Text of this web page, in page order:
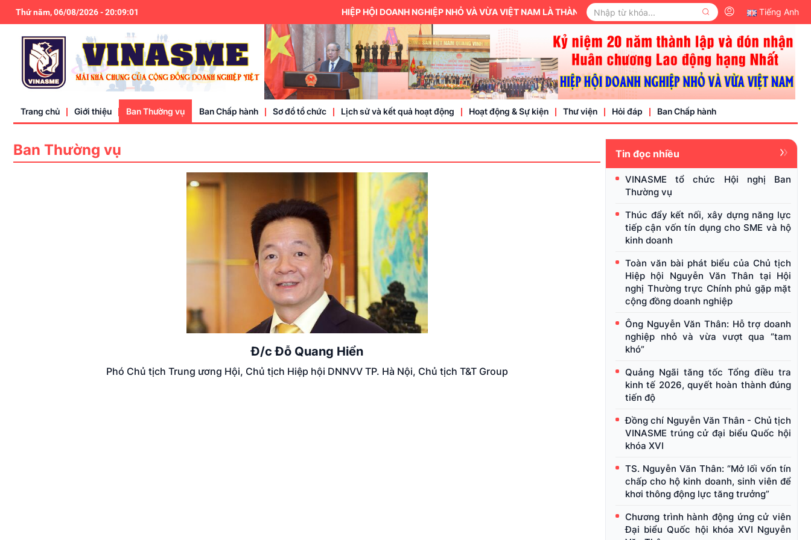
Thứ năm, 06/08/2026-20:09:01 HIỆP HỘI DOANH NGHIỆP NHỎ VÀ VỪA VIỆT NAM LÀ THÀNH VIÊN CỦA ỦY BAN TRUNG ƯƠNG MẶT TRẬN TỔ QUỐC
Tiếng Anh
Trang chủ Giới thiệu
Điều lệ
Ban Thường vụ Ban Chấp hành Sơ đồ tổ chức Lịch sử và kết quả hoạt động Hoạt động & Sự kiện
Trung ương hội
Thư viện
Video
Văn bản pháp luật
Hỏi đáp Ban Chấp hành
Ban Thường vụ
Đ/c Đỗ Quang Hiển
Phó Chủ tịch Trung ương Hội, Chủ tịch Hiệp hội DNNVV TP. Hà Nội, Chủ tịch T&T Group
Tin đọc nhiều
VINASME tổ chức Hội nghị Ban
Thường vụ
Thúc đẩy kết nối, xây dựng năng lực
tiếp cận vốn tín dụng cho SME và hộ
kinh doanh
Toàn văn bài phát biểu của Chủ tịch
Hiệp hội Nguyễn Văn Thân tại Hội
nghị Thường trực Chính phủ gặp mặt
cộng đồng doanh nghiệp
Ông Nguyễn Văn Thân: Hỗ trợ doanh
nghiệp nhỏ và vừa vượt qua “tam
khó”
Quảng Ngãi tăng tốc Tổng điều tra
kinh tế 2026, quyết hoàn thành đúng
tiến độ
Đồng chí Nguyễn Văn Thân - Chủ tịch
VINASME trúng cử đại biểu Quốc hội
khóa XVI
TS. Nguyễn Văn Thân: “Mở lối vốn tín
chấp cho hộ kinh doanh, sinh viên để
khơi thông động lực tăng trưởng”
Chương trình hành động ứng cử viên
Đại biểu Quốc hội khóa XVI Nguyễn